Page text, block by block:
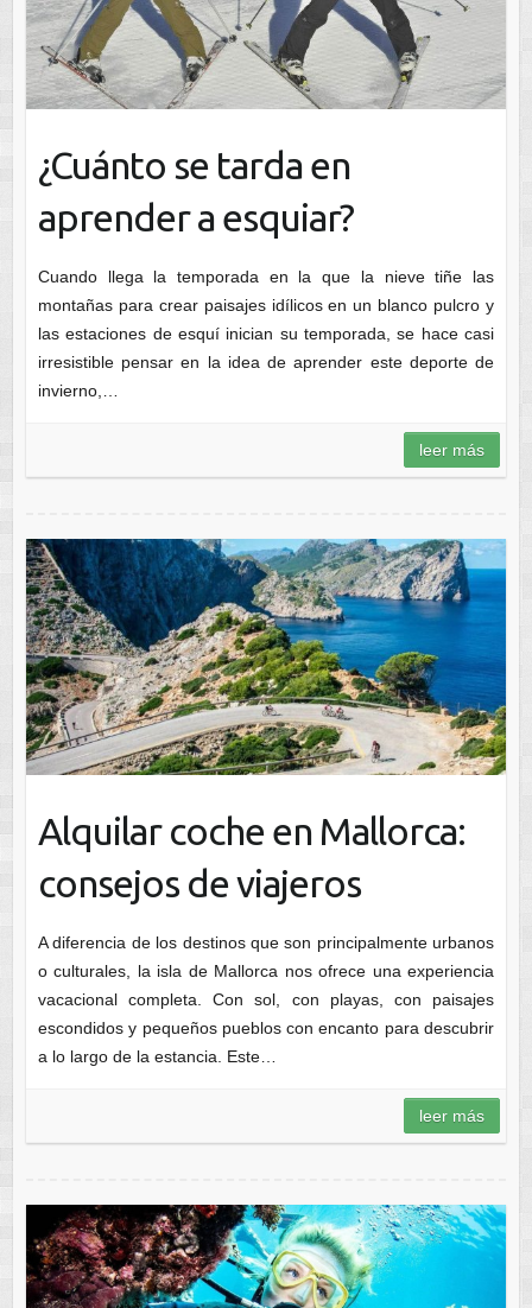
¿Cuánto se tarda en
aprender a esquiar?
Cuando llega la temporada en la que la nieve tiñe las
montañas para crear paisajes idílicos en un blanco pulcro y
las estaciones de esquí inician su temporada, se hace casi
irresistible pensar en la idea de aprender este deporte de
invierno,…
leer más
Alquilar coche en Mallorca:
consejos de viajeros
A diferencia de los destinos que son principalmente urbanos
o culturales, la isla de Mallorca nos ofrece una experiencia
vacacional completa. Con sol, con playas, con paisajes
escondidos y pequeños pueblos con encanto para descubrir
a lo largo de la estancia. Este…
leer más